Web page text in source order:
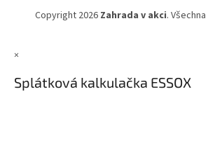
Copyright 2026 Zahrada v akci.
×
Splátková kalkulačka ESSOX